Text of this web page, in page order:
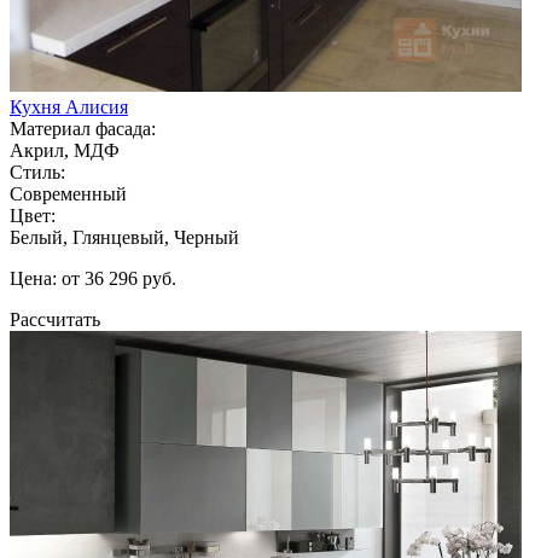
Кухня Алисия
Материал фасада:
Акрил, МДФ
Стиль:
Современный
Цвет:
Белый, Глянцевый, Черный
Цена: от 36 296 руб.
Рассчитать